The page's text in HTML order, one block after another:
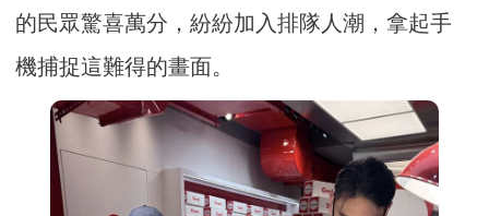
的民眾驚喜萬分，紛紛加入排隊人潮，拿起手
機捕捉這難得的畫面。